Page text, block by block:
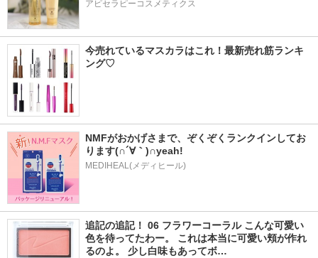
アピセラピーコスメティクス
今売れているマスカラはこれ！最新売れ筋ランキ
ング♡
NMFがおかげさまで、ぞくぞくランクインしてお
ります(∩´∀｀)∩yeah!
MEDIHEAL(メディヒール)
追記の追記！ 06 フラワーコーラル こんな可愛い
色を待ってたわー。 これは本当に可愛い頬が作れ
るのよ。 少し白味もあってボ…